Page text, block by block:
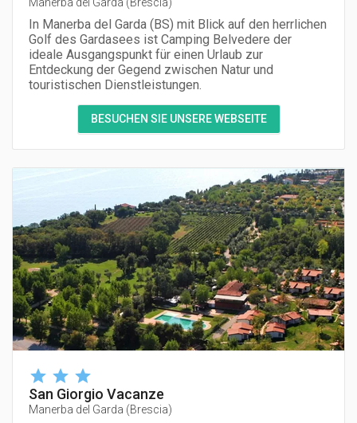
In Manerba del Garda (BS) mit Blick auf den herrlichen
Golf des Gardasees ist Camping Belvedere der
ideale Ausgangspunkt für einen Urlaub zur
Entdeckung der Gegend zwischen Natur und
touristischen Dienstleistungen.
BESUCHEN SIE UNSERE WEBSEITE
San Giorgio Vacanze
Manerba del Garda (Brescia)